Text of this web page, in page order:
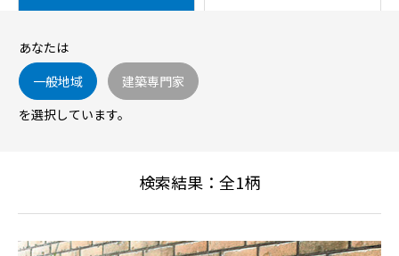
あなたは
一般地域
建築専門家
を選択しています。
検索結果：全1柄